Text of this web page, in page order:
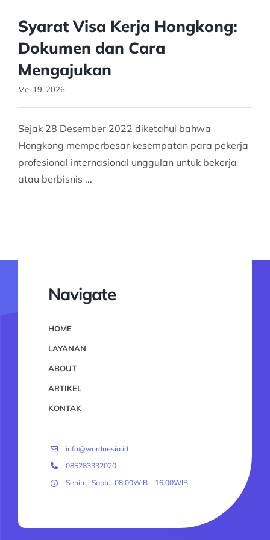
Syarat Visa Kerja Hongkong:
Dokumen dan Cara
Mengajukan
Mei 19, 2026
Sejak 28 Desember 2022 diketahui bahwa
Hongkong memperbesar kesempatan para pekerja
profesional internasional unggulan untuk bekerja
atau berbisnis ...
Navigate
HOME
LAYANAN
ABOUT
ARTIKEL
KONTAK
info@wordnesia.id
085283332020
Senin – Sabtu: 08:00WIB – 16.00WIB